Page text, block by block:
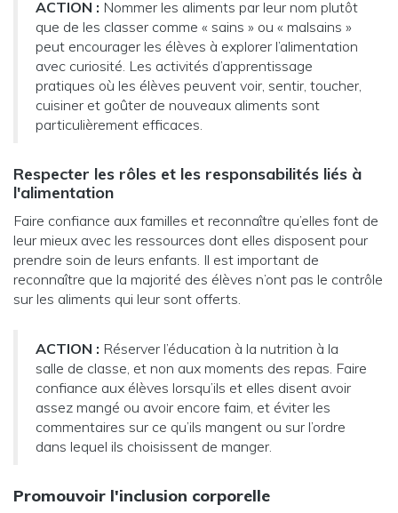
ACTION : Nommer les aliments par leur nom plutôt
que de les classer comme « sains » ou « malsains »
peut encourager les élèves à explorer l’alimentation
avec curiosité. Les activités d’apprentissage
pratiques où les élèves peuvent voir, sentir, toucher,
cuisiner et goûter de nouveaux aliments sont
particulièrement efficaces.
Respecter les rôles et les responsabilités liés à
l'alimentation
Faire confiance aux familles et reconnaître qu’elles font de
leur mieux avec les ressources dont elles disposent pour
prendre soin de leurs enfants. Il est important de
reconnaître que la majorité des élèves n’ont pas le contrôle
sur les aliments qui leur sont offerts.
ACTION : Réserver l’éducation à la nutrition à la
salle de classe, et non aux moments des repas. Faire
confiance aux élèves lorsqu’ils et elles disent avoir
assez mangé ou avoir encore faim, et éviter les
commentaires sur ce qu’ils mangent ou sur l’ordre
dans lequel ils choisissent de manger.
Promouvoir l'inclusion corporelle